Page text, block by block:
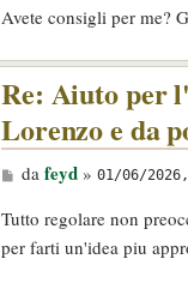
Avete consigli per me?
Re: Aiuto per
Lorenzo e da
M
s
s
da feyd» 01/06/
Tutto regolare non
per farti un'idea piu